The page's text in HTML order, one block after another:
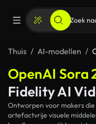
Thuis AI-modellen
OpenAI Sora
Fidelity AI
Ontworpen voor makers
artefactvrije visuele